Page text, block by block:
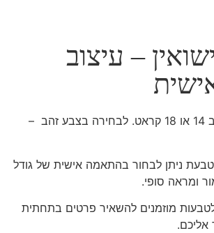
– עיצוב
טבעות נישואין מזהב 14 או 18 קראט. לבחירה בצבע זהב –
ניתן לבחור בהתאמה אישית של גודל
ומראה סופי.
מוזמנים להשאיר פרטים בתחתית
אליכם.